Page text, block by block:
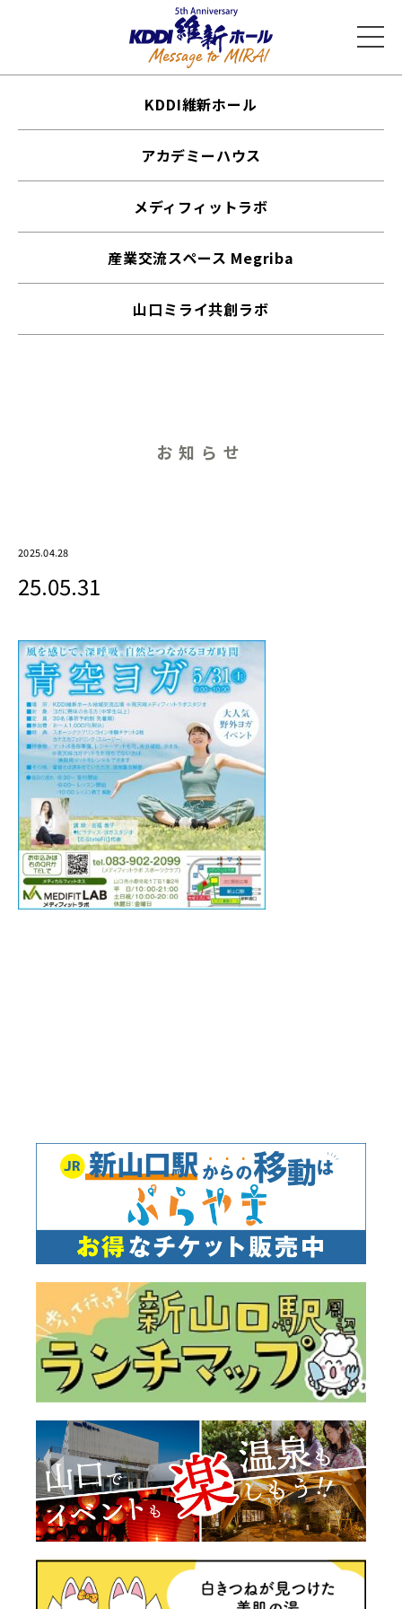
KDDI維新ホール
アカデミーハウス
メディフィットラボ
産業交流スペース Megriba
山口ミライ共創ラボ
お知らせ
2025.04.28
25.05.31